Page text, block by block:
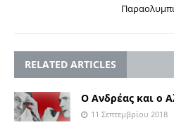
RELATED ARTICLES
Ο Ανδρέας και ο
11 Σεπτεμβρίου 2018